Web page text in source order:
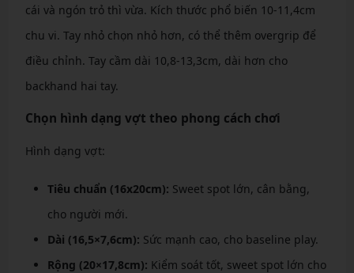
cái và ngón trỏ thì vừa. Kích thước phổ biến 10-11,4cm
chu vi. Tay nhỏ chọn nhỏ hơn, có thể thêm overgrip để
điều chỉnh. Tay cầm dài 10,8-13,3cm, dài hơn cho
backhand hai tay.
Chọn hình dạng vợt theo phong cách chơi
Hình dạng vợt:
Tiêu chuẩn (16x20cm): Sweet spot lớn, cân bằng,
cho người mới.
Dài (16,5×7,6cm): Sức mạnh cao, cho baseline play.
Rộng (20×17,8cm): Kiểm soát tốt, sweet spot lớn cho